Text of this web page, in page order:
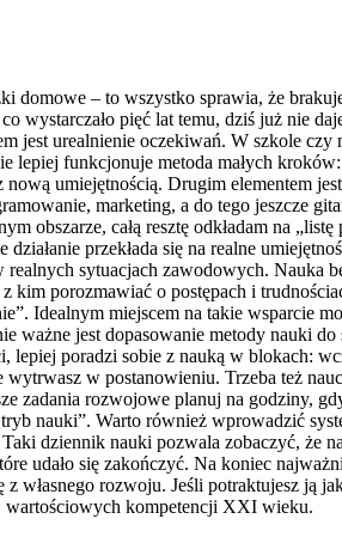
domowe – to wszystko sprawia, że
pięć lat temu, dziś już nie
urealnienie oczekiwań. W szkole czy
lepiej funkcjonuje metoda małych
umiejętnością. Drugim elementem
marketing, a do tego jeszcze
obszarze, całą resztę odkładam na
przekłada się na realne
sytuacjach zawodowych. Nauka
porozmawiać o postępach i
Idealnym miejscem na takie wsparcie
ważne jest dopasowanie metody nauki
poradzi sobie z nauką w blokach:
w postanowieniu. Trzeba też
rozwojowe planuj na godziny,
nauki”. Warto również wprowadzić
dziennik nauki pozwala zobaczyć, że
udało się zakończyć. Na koniec
własnego rozwoju. Jeśli potraktujesz ją
wartościowych kompetencji XXI wieku.